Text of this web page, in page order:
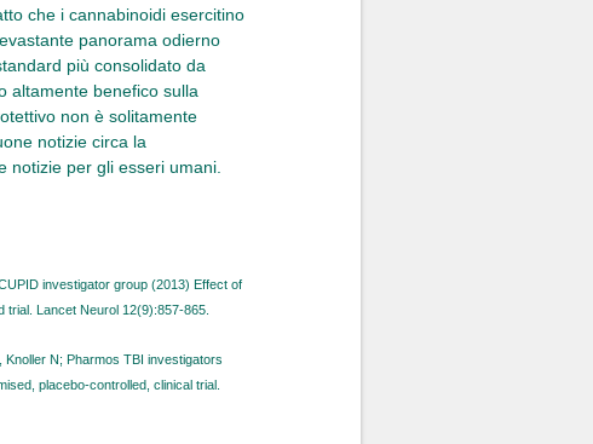
che i cannabinoidi esercitino
panorama odierno
più consolidato da
altamente benefico sulla
non è solitamente
notizie circa la
per gli esseri umani.
investigator group (2013) Effect of
Lancet Neurol 12(9):857-865.
N; Pharmos TBI investigators
placebo-controlled, clinical trial.